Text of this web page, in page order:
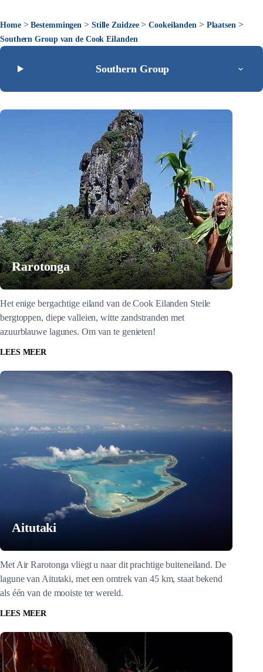
Home>Bestemmingen > Stille Zuidzee>Cookeilanden > Plaatsen >
Southern Group van de Cook Eilanden
Southern Group
Rarotonga
Het enige bergachtige eiland van de Cook Eilanden Steile
bergtoppen, diepe valleien, witte zandstranden met
azuurblauwe lagunes. Om van te genieten!
LEES MEER
Aitutaki
Met Air Rarotonga vliegt u naar dit prachtige buiteneiland. De
lagune van Aitutaki, met een omtrek van 45 km, staat bekend
als één van de mooiste ter wereld.
LEES MEER